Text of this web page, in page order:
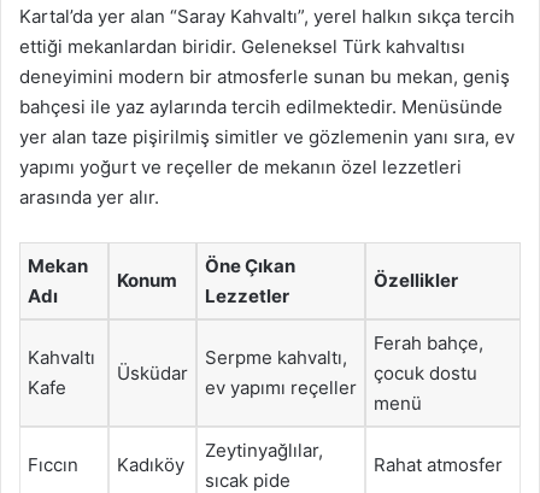
Kartal’da yer alan “Saray Kahvaltı”, yerel halkın sıkça tercih
ettiği mekanlardan biridir. Geleneksel Türk kahvaltısı
deneyimini modern bir atmosferle sunan bu mekan, geniş
bahçesi ile yaz aylarında tercih edilmektedir. Menüsünde
yer alan taze pişirilmiş simitler ve gözlemenin yanı sıra, ev
yapımı yoğurt ve reçeller de mekanın özel lezzetleri
arasında yer alır.
Mekan
Adı
Konum
Öne Çıkan
Lezzetler
Özellikler
Kahvaltı
Kafe
Üsküdar
Serpme kahvaltı,
ev yapımı reçeller
Ferah bahçe,
çocuk dostu
menü
Fıccın Kadıköy
Zeytinyağlılar,
sıcak pide
Rahat atmosfer